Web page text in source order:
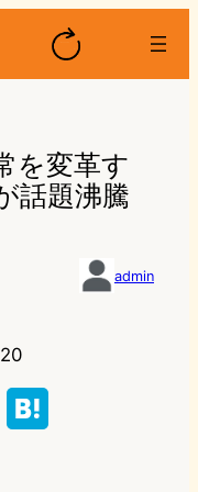
を変革す
話題沸騰
admin